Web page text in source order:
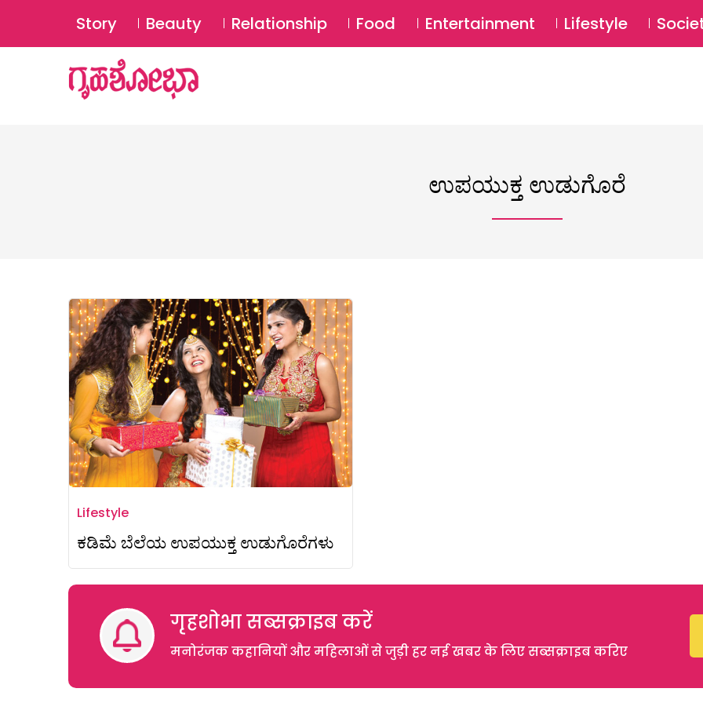
Story Beauty Relationship Food Entertainment Lifestyle
ಉಪಯುಕ್ತ ಉಡುಗೊರೆ
Lifestyle
ಕಡಿಮೆ ಬೆಲೆಯ ಉಪಯುಕ್ತ ಉಡುಗೊರೆಗಳು
गृहशोभा सब्सक्राइब करें
मनोरंजक कहानियों और महिलाओं से जुड़ी हर नई खबर के लिए सब्सक्राइब करिए